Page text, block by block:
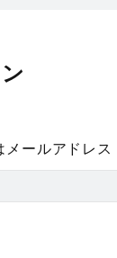
メールアドレス